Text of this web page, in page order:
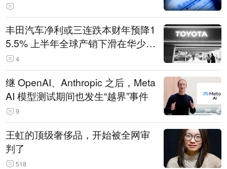
丰田汽车净利或三连跌本财年预降1
5.5% 上半年全球产销下滑在华少卖
14.3万辆
4
继 OpenAI、Anthropic 之后，Meta
AI 模型测试期间也发生“越界”事件
9
王虹的顶级奢侈品，开始被全网审
判了
518